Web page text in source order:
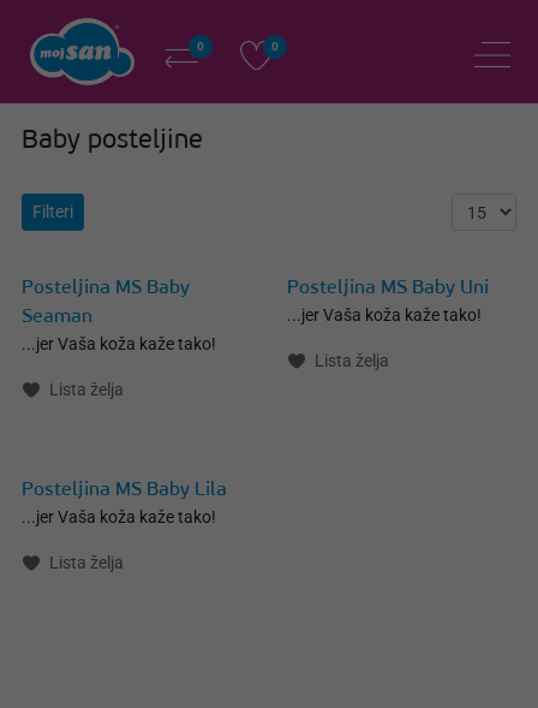
0 0
Baby posteljine
Filteri
Posteljina MS Baby
Seaman
...jer Vaša koža kaže tako!
Lista želja
Posteljina MS Baby Uni
...jer Vaša koža kaže tako!
Lista želja
Posteljina MS Baby Lila
...jer Vaša koža kaže tako!
Lista želja